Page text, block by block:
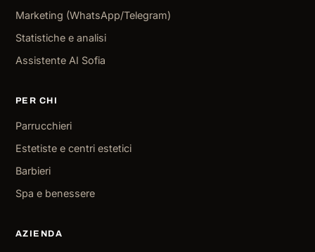
Marketing (WhatsApp/Telegram)
Statistiche e analisi
Assistente AI Sofia
PER CHI
Parrucchieri
Estetiste e centri estetici
Barbieri
Spa e benessere
AZIENDA